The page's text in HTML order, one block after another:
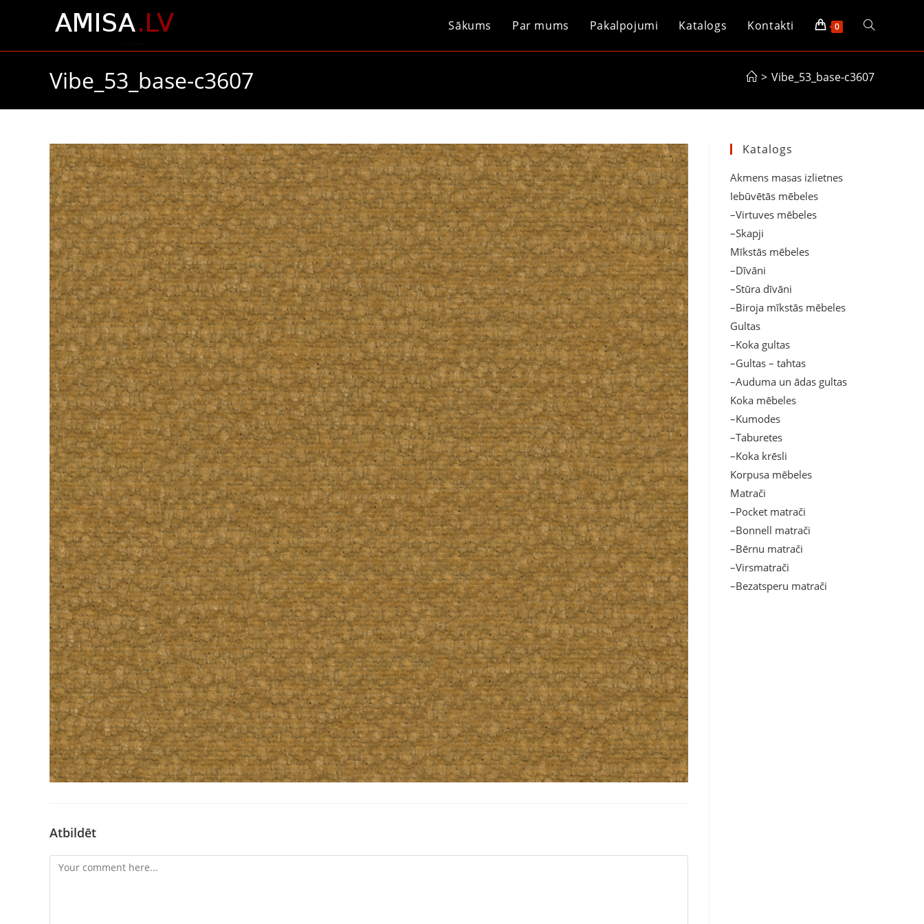
Sākums Par mums Pakalpojumi Katalogs Kontakti 0 Toggle
website
Vibe_53_base-c3607 > Vibe_53_base-c3607
Atbildēt
Comment
Katalogs
Akmens masas izlietnes
Iebūvētās mēbeles
–Virtuves mēbeles
–Skapji
Mīkstās mēbeles
–Dīvāni
–Stūra dīvāni
–Biroja mīkstās mēbeles
Gultas
–Koka gultas
–Gultas – tahtas
–Auduma un ādas gultas
Koka mēbeles
–Kumodes
–Taburetes
–Koka krēsli
Korpusa mēbeles
Matrači
–Pocket matrači
–Bonnell matrači
–Bērnu matrači
–Virsmatrači
–Bezatsperu matrači